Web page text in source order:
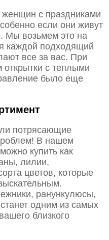
женщин с праздниками
если они живут
Мы возьмем это на
каждой подходящий
все за вас. При
открытки с теплыми
было еще
потрясающие
В нашем
купить как
лилии,
цветов, которые
ранункулюсы,
одним из самых
близкого